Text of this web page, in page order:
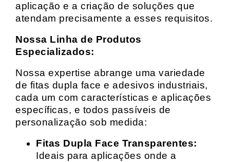
aplicação e a criação de soluções que
atendam precisamente a esses requisitos.
Nossa Linha de Produtos
Especializados:
Nossa expertise abrange uma variedade
de fitas dupla face e adesivos industriais,
cada um com características e aplicações
específicas, e todos passíveis de
personalização sob medida:
Fitas Dupla Face Transparentes:
Ideais para aplicações onde a